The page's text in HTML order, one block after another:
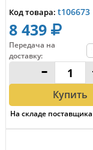
Код товара: t106673
8 439
Передача на
доставку:
-
Купить
На складе поставщика